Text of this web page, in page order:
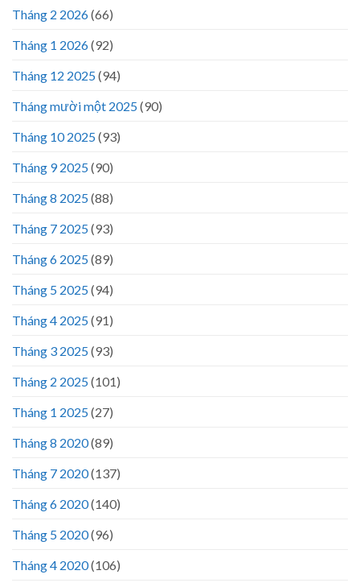
Tháng 2 2026(66)
Tháng 1 2026(92)
Tháng 12 2025(94)
Tháng mười một 2025(90)
Tháng 10 2025(93)
Tháng 9 2025(90)
Tháng 8 2025(88)
Tháng 7 2025(93)
Tháng 6 2025(89)
Tháng 5 2025(94)
Tháng 4 2025(91)
Tháng 3 2025(93)
Tháng 2 2025(101)
Tháng 1 2025(27)
Tháng 8 2020(89)
Tháng 7 2020(137)
Tháng 6 2020(140)
Tháng 5 2020(96)
Tháng 4 2020(106)